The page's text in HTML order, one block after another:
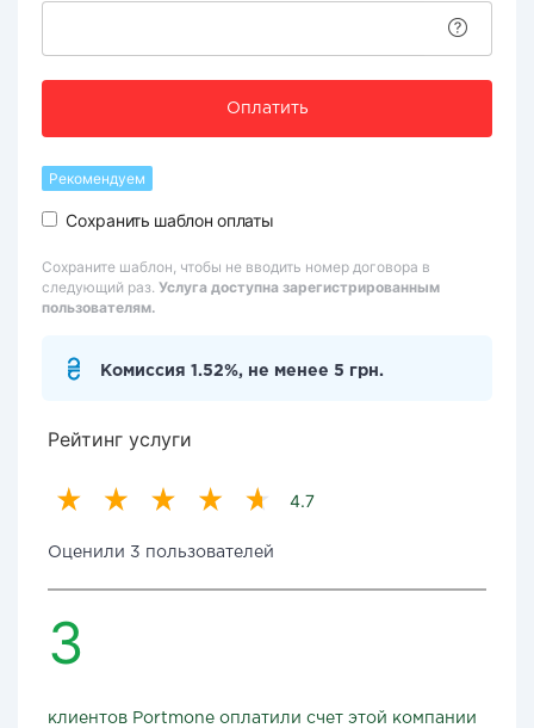
Оплатить
Рекомендуем
Сохранить шаблон оплаты
Сохраните шаблон, чтобы не вводить номер договора в
следующий раз. Услуга доступна зарегистрированным
пользователям.
Комиссия 1.52%, не менее 5 грн.
Рейтинг услуги
4.7
Оценили 3 пользователей
3
клиентов Portmone оплатили счет этой компании